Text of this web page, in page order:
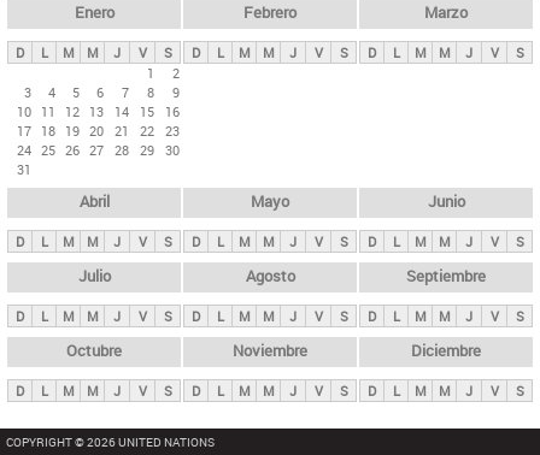
ds
p
n
c
i
p
l
e
s
Enero
D L M M J V
S
1
2
3
4 5 6 7 8
9
10 11 12 13 14 15
16
17 18 19 20 21 22 23
24 25 26 27 28 29 30
31
Febrero
D L M M J V S
Marzo
D L M M J V S
Abril
D L M M J V S
Mayo
D L M M J V S
Junio
D L M M J V S
Julio
D L M M J V S
Agosto
D L M M J V S
Septiembre
D L M M J V S
Octubre
D L M M J V S
Noviembre
D L M M J V S
Diciembre
D L M M J V S
COPYRIGHT © 2026 UNITED NATIONS